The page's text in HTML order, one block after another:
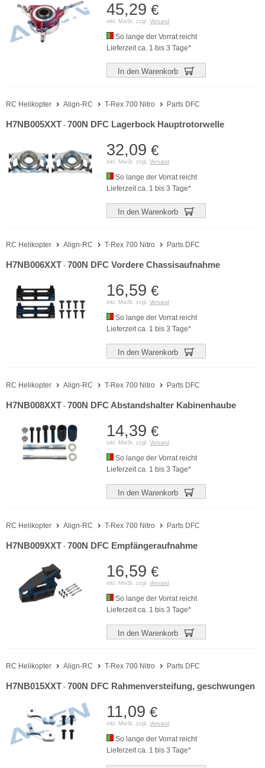
45,29 €
inkl. MwSt. zzgl. Versand
So lange der Vorrat reicht
Lieferzeit ca. 1 bis 3 Tage*
In den Warenkorb
RC Helikopter Align-RC T-Rex 700 Nitro Parts DFC
H7NB005XXT - 700N DFC Lagerbock Hauptrotorwelle
32,09 €
inkl. MwSt. zzgl. Versand
So lange der Vorrat reicht
Lieferzeit ca. 1 bis 3 Tage*
In den Warenkorb
RC Helikopter Align-RC T-Rex 700 Nitro Parts DFC
H7NB006XXT - 700N DFC Vordere Chassisaufnahme
16,59 €
inkl. MwSt. zzgl. Versand
So lange der Vorrat reicht
Lieferzeit ca. 1 bis 3 Tage*
In den Warenkorb
RC Helikopter Align-RC T-Rex 700 Nitro Parts DFC
H7NB008XXT - 700N DFC Abstandshalter Kabinenhaube
14,39 €
inkl. MwSt. zzgl. Versand
So lange der Vorrat reicht
Lieferzeit ca. 1 bis 3 Tage*
In den Warenkorb
RC Helikopter Align-RC T-Rex 700 Nitro Parts DFC
H7NB009XXT - 700N DFC Empfängeraufnahme
16,59 €
inkl. MwSt. zzgl. Versand
So lange der Vorrat reicht
Lieferzeit ca. 1 bis 3 Tage*
In den Warenkorb
RC Helikopter Align-RC T-Rex 700 Nitro Parts DFC
H7NB015XXT - 700N DFC Rahmenversteifung, geschwungen
11,09 €
inkl. MwSt. zzgl. Versand
So lange der Vorrat reicht
Lieferzeit ca. 1 bis 3 Tage*